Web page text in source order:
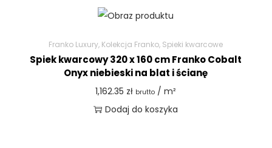
Franko Luxury, Kolekcja Franko, Spieki kwarcowe
Spiek kwarcowy 320 x 160 cm Franko Cobalt
Onyx niebieski na blat i ścianę
1,162.35 zł brutto / m²
Dodaj do koszyka